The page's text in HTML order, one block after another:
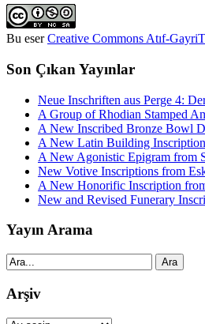
Bu eserCreative Commons Atıf-
Son Çıkan Yayınlar
Neue Inschriften aus Perge 4:
A Group of Rhodian Stamped
A New Inscribed Bronze Bowl
A New Latin Building
A New Agonistic Epigram from
New Votive Inscriptions from
A New Honorific Inscription
New and Revised Funerary
Yayın Arama
Ara
Arşiv